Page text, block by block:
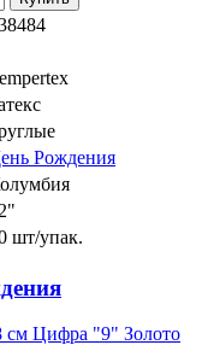
Рождения
шт/упак.